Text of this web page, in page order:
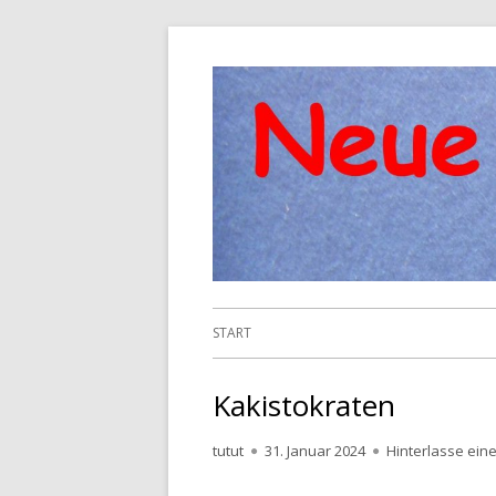
Primäres
START
Kakistokraten
Autor
tutut
Veröffentlicht
31. Januar 2024 Hinterlasse